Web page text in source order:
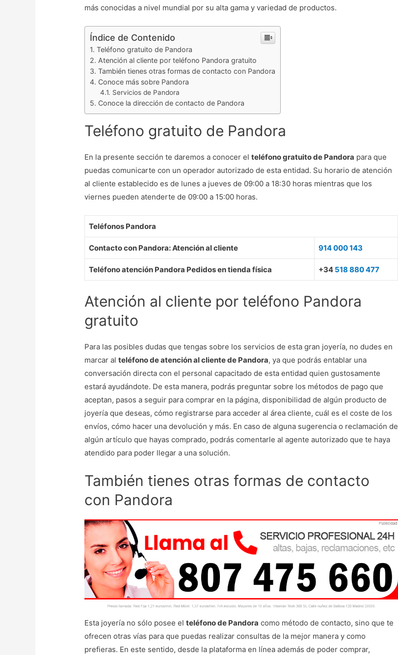
más conocidas a nivel mundial por su alta gama y variedad de productos.
Índice de Contenido
Teléfono gratuito de Pandora
Atención al cliente por teléfono Pandora gratuito
También tienes otras formas de contacto con Pandora
Conoce más sobre Pandora
Servicios de Pandora
Conoce la dirección de contacto de Pandora
Teléfono gratuito de Pandora
En la presente sección te daremos a conocer elteléfono gratuito de Pandora para que
puedas comunicarte con un operador autorizado de esta entidad. Su horario de atención
al cliente establecido es de lunes a jueves de 09:00 a 18:30 horas mientras que los
viernes pueden atenderte de 09:00 a 15:00 horas.
Teléfonos Pandora
Contacto con Pandora: Atención al cliente 914 000 143
Teléfono atención Pandora Pedidos en tienda física +34 518 880 477
Atención al cliente por teléfono Pandora
gratuito
Para las posibles dudas que tengas sobre los servicios de esta gran joyería, no dudes en
marcar alteléfono de atención al cliente de Pandora, ya que podrás entablar una
conversación directa con el personal capacitado de esta entidad quien gustosamente
estará ayudándote. De esta manera, podrás preguntar sobre los métodos de pago que
aceptan, pasos a seguir para comprar en la página, disponibilidad de algún producto de
joyería que deseas, cómo registrarse para acceder al área cliente, cuál es el coste de los
envíos, cómo hacer una devolución y más. En caso de alguna sugerencia o reclamación de
algún artículo que hayas comprado, podrás comentarle al agente autorizado que te haya
atendido para poder llegar a una solución.
También tienes otras formas de contacto
con Pandora
Esta joyería no sólo posee elteléfono de Pandora como método de contacto, sino que te
ofrecen otras vías para que puedas realizar consultas de la mejor manera y como
prefieras. En este sentido, desde la plataforma en línea además de poder comprar,